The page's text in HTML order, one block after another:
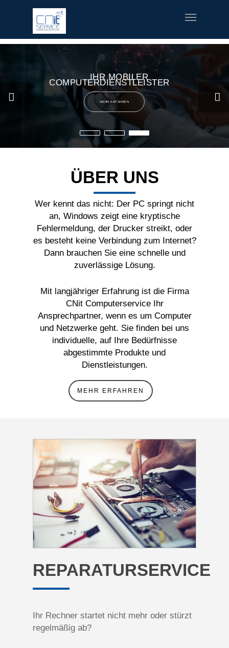
fred meyer gift card
fusion coupons build a bear printable coupon 10
rush music
special welcome coupon
IHR MOBILER
COMPUTERDIENSTLEISTER
MEHR ERFAHREN
ÜBER UNS
Wer kennt das nicht: Der PC springt nicht
an, Windows zeigt eine kryptische
Fehlermeldung, der Drucker streikt, oder
es besteht keine Verbindung zum Internet?
Dann brauchen Sie eine schnelle und
zuverlässige Lösung.
Mit langjähriger Erfahrung ist die Firma
CNit Computerservice Ihr
Ansprechpartner, wenn es um Computer
und Netzwerke geht. Sie finden bei uns
individuelle, auf Ihre Bedürfnisse
abgestimmte Produkte und
Dienstleistungen.
MEHR ERFAHREN
REPARATURSERVICE
Ihr Rechner startet nicht mehr oder stürzt
regelmäßig ab?